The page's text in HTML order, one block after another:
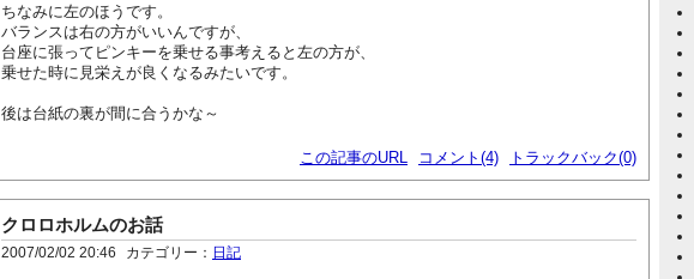
ちなみに左のほうです。
バランスは右の方がいいんですが、
台座に張ってピンキーを乗せる事考えると左の方が、
乗せた時に見栄えが良くなるみたいです。
後は台紙の裏が間に合うかな～
この記事のURL コメント(4) トラックバック(0)
クロロホルムのお話
2007/02/02 20:46 カテゴリー： 日記